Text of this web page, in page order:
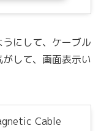
にして、ケーブル
して、画面表示い
Cable